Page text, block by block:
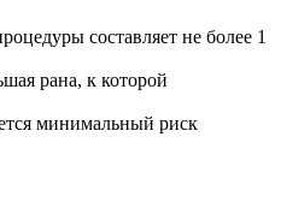
составляет не более 1
рана, к которой
минимальный риск